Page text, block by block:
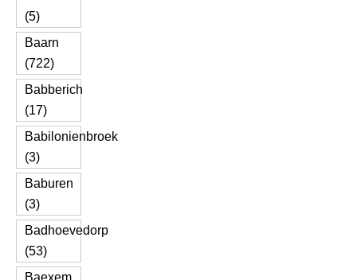
(5)
Baarn
(722)
Babberich
(17)
Babilonienbroek
(3)
Baburen
(3)
Badhoevedorp
(53)
Baexem